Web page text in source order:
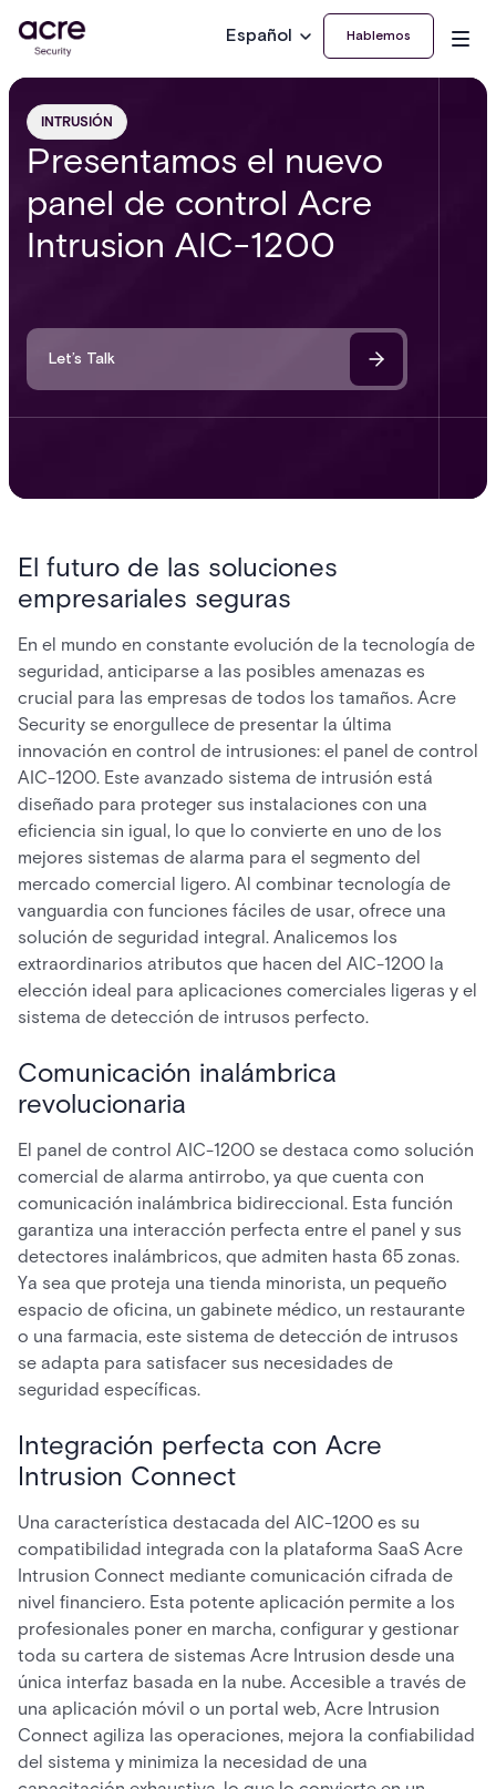
Español Hablemos
INTRUSIÓN
Presentamos el nuevo
panel de control Acre
Intrusion AIC-1200
Let’s Talk
El futuro de las soluciones
empresariales seguras
En el mundo en constante evolución de la tecnología de
seguridad, anticiparse a las posibles amenazas es
crucial para las empresas de todos los tamaños. Acre
Security se enorgullece de presentar la última
innovación en control de intrusiones: el panel de control
AIC-1200. Este avanzado sistema de intrusión está
diseñado para proteger sus instalaciones con una
eficiencia sin igual, lo que lo convierte en uno de los
mejores sistemas de alarma para el segmento del
mercado comercial ligero. Al combinar tecnología de
vanguardia con funciones fáciles de usar, ofrece una
solución de seguridad integral. Analicemos los
extraordinarios atributos que hacen del AIC-1200 la
elección ideal para aplicaciones comerciales ligeras y el
sistema de detección de intrusos perfecto.
Comunicación inalámbrica
revolucionaria
El panel de control AIC-1200 se destaca como solución
comercial de alarma antirrobo, ya que cuenta con
comunicación inalámbrica bidireccional. Esta función
garantiza una interacción perfecta entre el panel y sus
detectores inalámbricos, que admiten hasta 65 zonas.
Ya sea que proteja una tienda minorista, un pequeño
espacio de oficina, un gabinete médico, un restaurante
o una farmacia, este sistema de detección de intrusos
se adapta para satisfacer sus necesidades de
seguridad específicas.
Integración perfecta con Acre
Intrusion Connect
Una característica destacada del AIC-1200 es su
compatibilidad integrada con la plataforma SaaS Acre
Intrusion Connect mediante comunicación cifrada de
nivel financiero. Esta potente aplicación permite a los
profesionales poner en marcha, configurar y gestionar
toda su cartera de sistemas Acre Intrusion desde una
única interfaz basada en la nube. Accesible a través de
una aplicación móvil o un portal web, Acre Intrusion
Connect agiliza las operaciones, mejora la confiabilidad
del sistema y minimiza la necesidad de una